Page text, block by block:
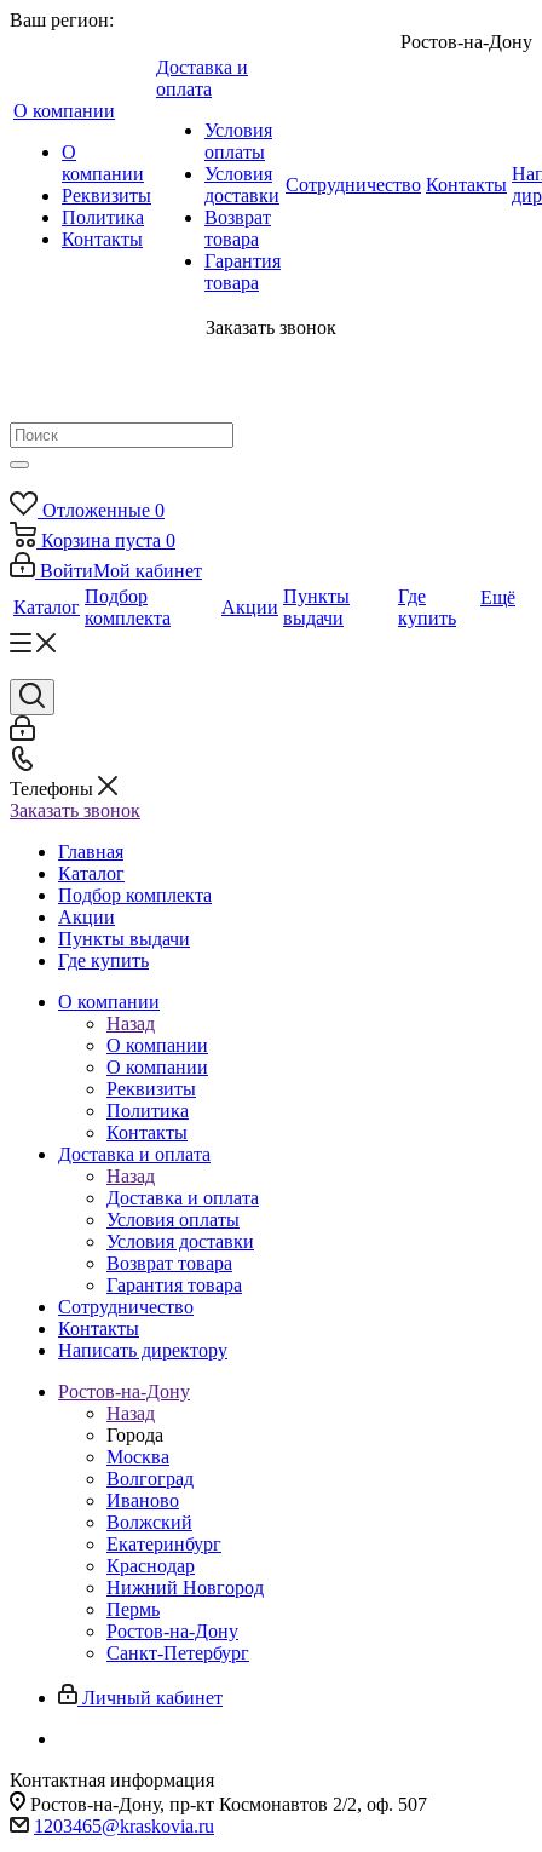
Ваш регион:
Ростов-на-Дону
О компании
О
компании
Реквизиты
Политика
Контакты
Доставка и
оплата
Условия
оплаты
Условия
доставки
Возврат
товара
Гарантия
товара
Сотрудничество Контакты
Заказать звонок
Отложенные 0
Корзина пуста 0
ВойтиМой кабинет
Каталог
Подбор
комплекта
Акции
Пункты
выдачи
Где
купить
Ещё
Телефоны
Заказать звонок
Главная
Каталог
Подбор комплекта
Акции
Пункты выдачи
Где купить
О компании
Назад
О компании
О компании
Реквизиты
Политика
Контакты
Доставка и оплата
Назад
Доставка и оплата
Условия оплаты
Условия доставки
Возврат товара
Гарантия товара
Сотрудничество
Контакты
Написать директору
Ростов-на-Дону
Назад
Города
Москва
Волгоград
Иваново
Волжский
Екатеринбург
Краснодар
Нижний Новгород
Пермь
Ростов-на-Дону
Санкт-Петербург
Личный кабинет
Контактная информация
Ростов-на-Дону, пр-кт Космонавтов 2/2, оф. 507
1203465@kraskovia.ru